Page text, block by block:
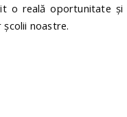
o reală oportunitate și
noastre.